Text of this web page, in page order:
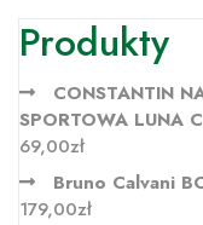
Produkty
CONSTANTIN
SPORTOWA LUNA
69,00zł
Bruno Calvani
179,00zł